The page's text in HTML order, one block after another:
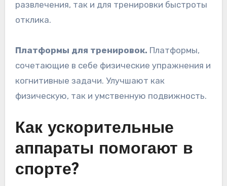
развлечения, так и для тренировки быстроты
отклика.
Платформы для тренировок. Платформы,
сочетающие в себе физические упражнения и
когнитивные задачи. Улучшают как
физическую, так и умственную подвижность.
Как ускорительные
аппараты помогают в
спорте?